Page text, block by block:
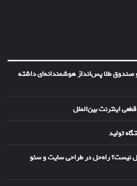
صندوق طلا پس‌انداز هوشمندانه‌ای داشته
اینترنت بین‌الملل
تولید
نیست؟ راه‌حل در طراحی سایت و سئو